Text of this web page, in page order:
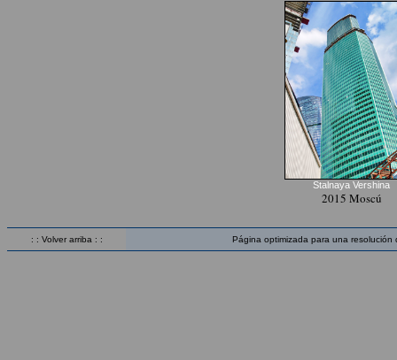
Stalnaya Vershina
2015 Moscú
: : Volver arriba : : Página optimizada para una